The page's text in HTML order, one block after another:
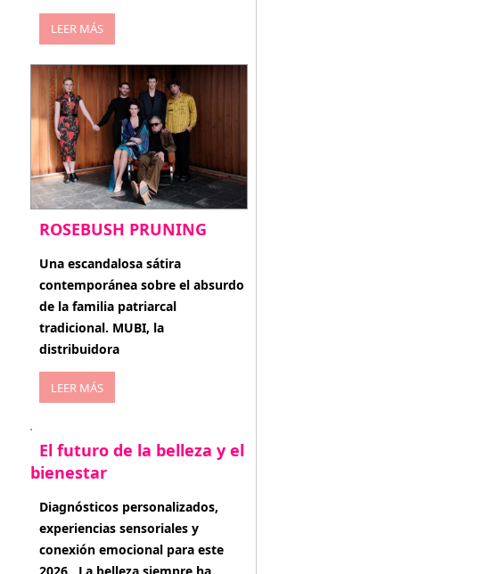
LEER MÁS
ROSEBUSH PRUNING
enero 20, 2026
Una escandalosa sátira
contemporánea sobre el absurdo
de la familia patriarcal
tradicional. MUBI, la
distribuidora
LEER MÁS
El futuro de la belleza y el
bienestar
enero 15, 2026
Diagnósticos personalizados,
experiencias sensoriales y
conexión emocional para este